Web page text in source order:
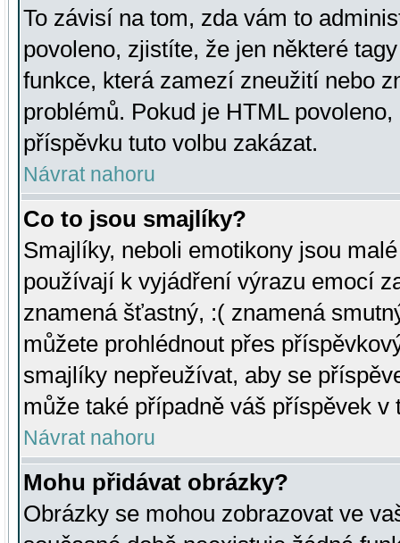
To závisí na tom, zda vám to
povoleno, zjistíte, že jen některé
funkce, která zamezí zneužití nebo
problémů. Pokud je HTML
příspěvku tuto volbu zakázat.
Návrat nahoru
Co to jsou smajlíky?
Smajlíky, neboli emotikony jsou
používají k vyjádření výrazu emocí
znamená šťastný, :( znamená
můžete prohlédnout přes
smajlíky nepřeužívat, aby se
může také případně váš příspěvek v
Návrat nahoru
Mohu přidávat obrázky?
Obrázky se mohou zobrazovat ve